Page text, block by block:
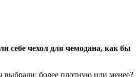
себе чехол для чемодана, как бы
более плотную или менее?